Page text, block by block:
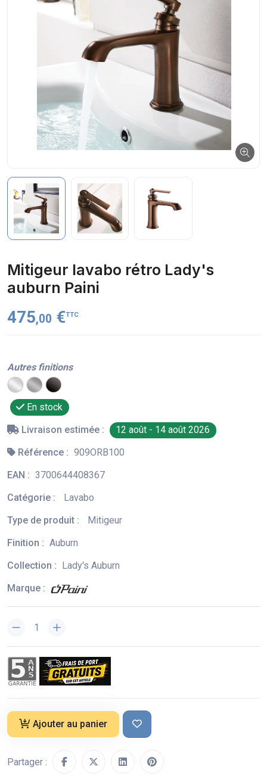
Mitigeur lavabo rétro Lady's
auburn Paini
475,00 €TTC
Autres finitions
En stock
Livraison estimée :
12 août - 14 août 2026
Référence : 909ORB100
EAN : 3700644408367
Catégorie :
Lavabo
Type de produit :
Mitigeur
Finition : Auburn
Collection :
Lady's Auburn
Marque :
Ajouter au panier
Partager :